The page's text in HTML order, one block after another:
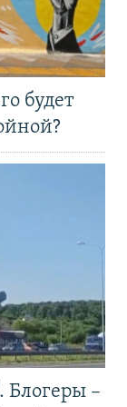
будет
Блогеры –